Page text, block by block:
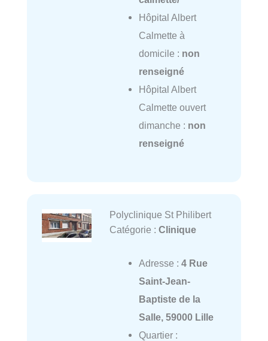
Hôpital Albert
Calmette à
domicile : non
renseigné
Hôpital Albert
Calmette ouvert
dimanche : non
renseigné
Polyclinique St Philibert
Catégorie : Clinique
Adresse : 4 Rue
Saint-Jean-
Baptiste de la
Salle, 59000 Lille
Quartier :